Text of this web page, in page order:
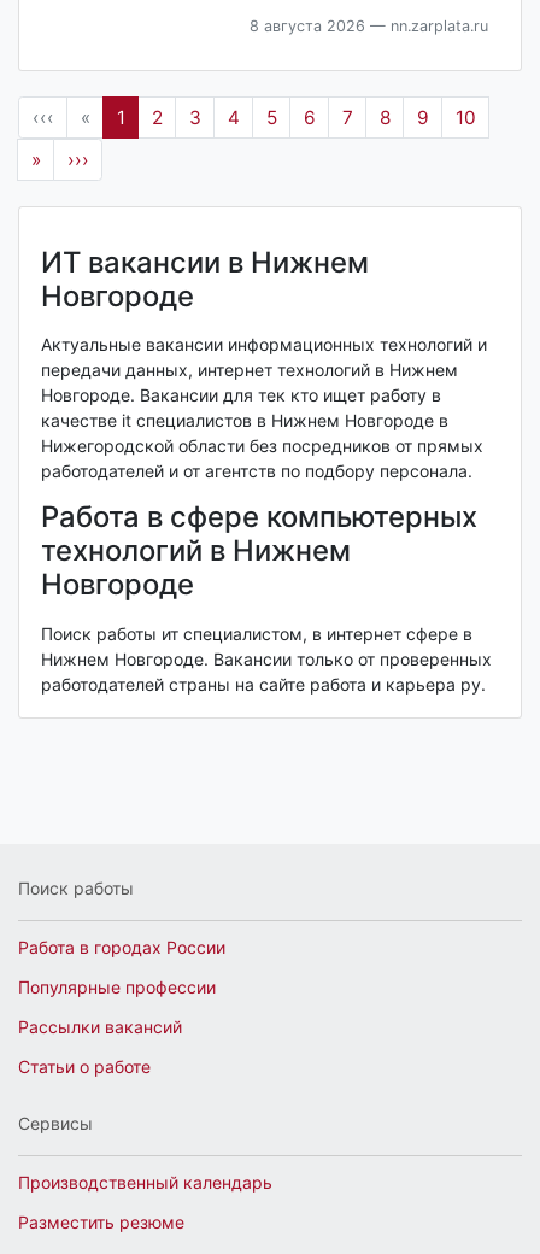
8 августа 2026 — nn.zarplata.ru
‹‹‹ « 1 2 3 4 5 6 7 8 9
10
»
›››
ИТ вакансии в Нижнем
Новгороде
Актуальные вакансии информационных технологий и
передачи данных, интернет технологий в Нижнем
Новгороде. Вакансии для тек кто ищет работу в
качестве it специалистов в Нижнем Новгороде в
Нижегородской области без посредников от прямых
работодателей и от агентств по подбору персонала.
Работа в сфере компьютерных
технологий в Нижнем
Новгороде
Поиск работы ит специалистом, в интернет сфере в
Нижнем Новгороде. Вакансии только от проверенных
работодателей страны на сайте работа и карьера ру.
Поиск работы
Работа в городах России
Популярные профессии
Рассылки вакансий
Статьи о работе
Сервисы
Производственный календарь
Разместить резюме